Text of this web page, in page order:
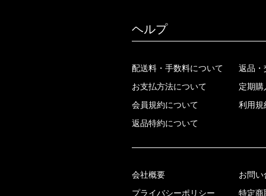
ヘルプ
配送料・手数料について
お支払方法について
会員規約について
返品特約について
返品・
定期購
利用規
会社概要
プライバシーポリシー
お問い
特定商